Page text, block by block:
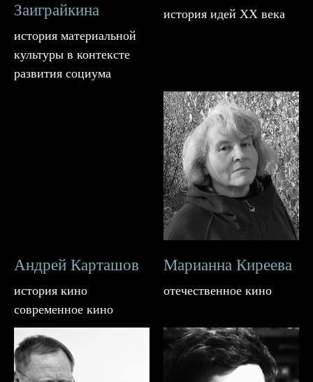
Заиграйкина
история материальной
культуры в контексте
развития социума
история идей ХХ века
Андрей Карташов
история кино
современное кино
Марианна Киреева
отечественное кино